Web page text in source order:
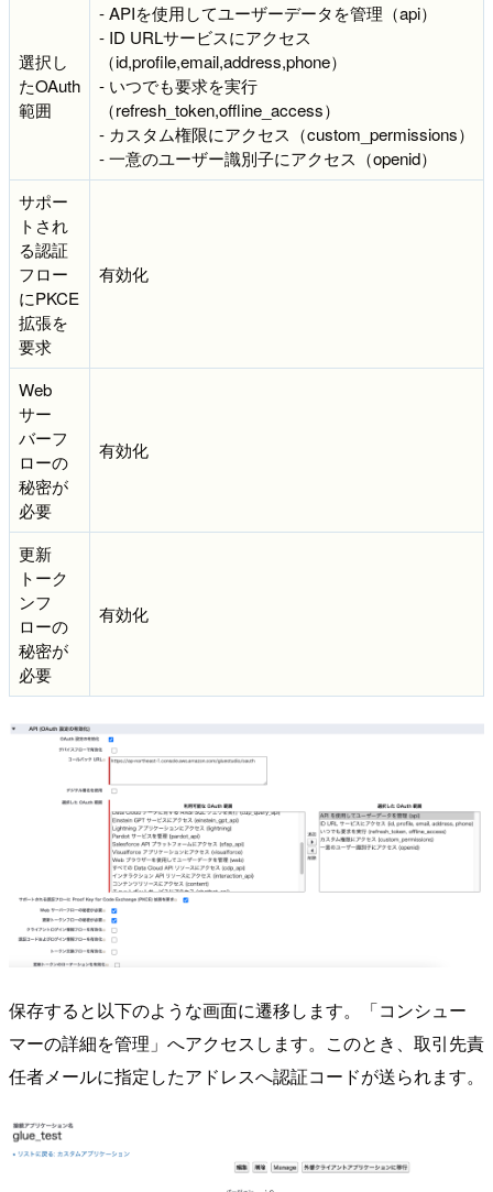
選択し
たOAuth
範囲
- APIを使用してユーザーデータを管理（api）
- ID URLサービスにアクセス
（id,profile,email,address,phone）
- いつでも要求を実行
（refresh_token,offline_access）
- カスタム権限にアクセス（custom_permissions）
- 一意のユーザー識別子にアクセス（openid）
サポー
トされ
る認証
フロー
にPKCE
拡張を
要求
有効化
Web
サー
バーフ
ローの
秘密が
必要
有効化
更新
トーク
ンフ
ローの
秘密が
必要
有効化
保存すると以下のような画面に遷移します。「コンシュー
マーの詳細を管理」へアクセスします。このとき、取引先責
任者メールに指定したアドレスへ認証コードが送られます。